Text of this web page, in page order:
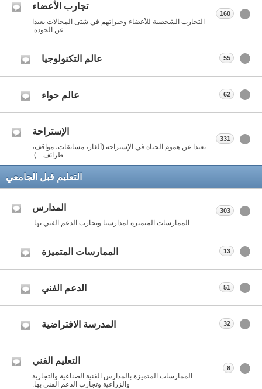
تجارب الأعضاء
التجارب الشخصية للأعضاء وخبراتهم في شتى المجالات بعيداً
عن الجودة.
160
عالم التكنولوجيا 55
عالم حواء 62
الإستراحة
بعيداً عن هموم الحياه في الإستراحة (ألغاز، مسابقات، مواقف،
طرائف ...).
331
التعليم قبل الجامعي
المدارس
الممارسات المتميزة لمدارسنا وتجارب الدعم الفني بها.
303
الممارسات المتميزة 13
الدعم الفني 51
المدرسة الافتراضية 32
التعليم الفني
الممارسات المتميزة بالمدارس الفنية الصناعية والتجارية
والزراعية وتجارب الدعم الفني بها.
8